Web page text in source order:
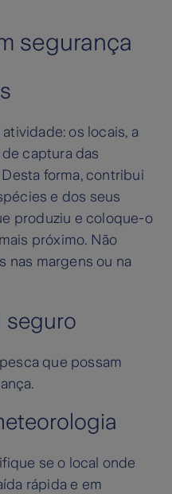
segurança
os locais, a
captura das
forma, contribui
e dos seus
produziu e coloque-o
próximo. Não
nas margens ou na
seguro
que possam
se o local onde
rápida e em